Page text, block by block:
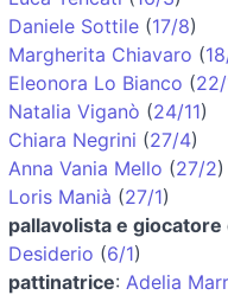
Daniele Sottile (17/8)
Margherita Chiavaro (
Eleonora Lo Bianco (
Natalia Viganò (24/11)
Chiara Negrini (27/4)
Anna Vania Mello (27/2)
Loris Manià (27/1)
pallavolista e
Desiderio (6/1)
pattinatrice: Adelia